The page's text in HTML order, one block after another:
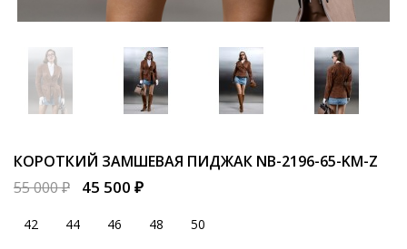
КОРОТКИЙ ЗАМШЕВАЯ ПИДЖАК NB-2196-65-KM-Z
55 000 ₽
45 500 ₽
42 44 46 48 50